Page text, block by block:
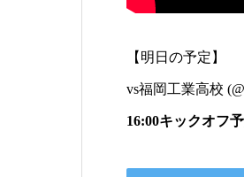
【明日の予定】
vs福岡工業高校
16:00キックオフ